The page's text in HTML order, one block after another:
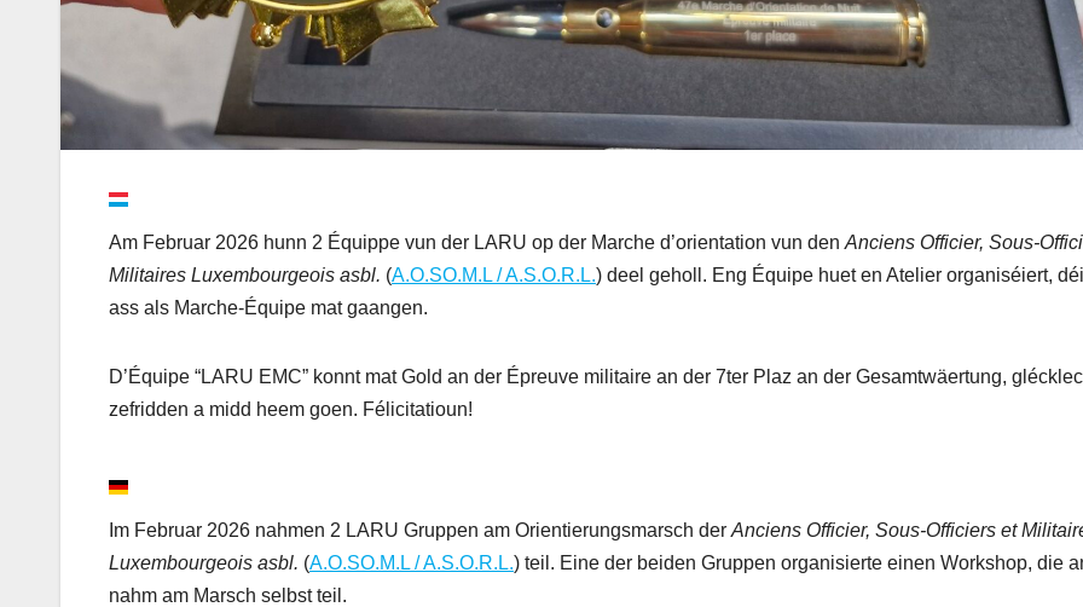
Am Februar 2026 hunn 2 Équippe vun der LARU op der Marche d’orientation vun den Anciens Officier, Sous-
Militaires Luxembourgeois asbl. (A.O.SO.M.L / A.S.O.R.L.) deel geholl. Eng Équipe huet en Atelier organiséiert,
ass als Marche-Équipe mat gaangen.
D’Équipe “LARU EMC” konnt mat Gold an der Épreuve militaire an der 7ter Plaz an der Gesamtwäertung,
zefridden a midd heem goen. Félicitatioun!
Im Februar 2026 nahmen 2 LARU Gruppen am Orientierungsmarsch der Anciens Officier, Sous-Officiers et
Luxembourgeois asbl. (A.O.SO.M.L / A.S.O.R.L.) teil. Eine der beiden Gruppen organisierte einen Workshop, die
nahm am Marsch selbst teil.